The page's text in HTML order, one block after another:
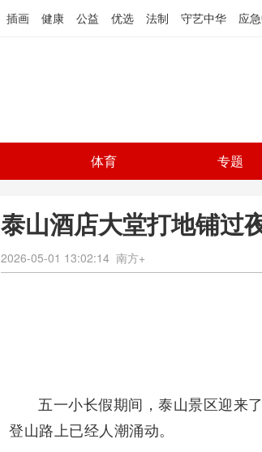
插画 健康 公益 优选 法制 守艺中华 应
体育 专题
泰山酒店大堂打地铺过
2026-05-01 13:02:14 南方+
五一小长假期间，泰山景区迎来
登山路上已经人潮涌动。